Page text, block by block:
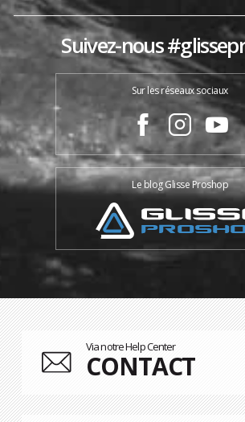
Suivez-nous
Sur les réseaux sociaux
Le blog Glisse Proshop
Via notre Help Center
CONTACT